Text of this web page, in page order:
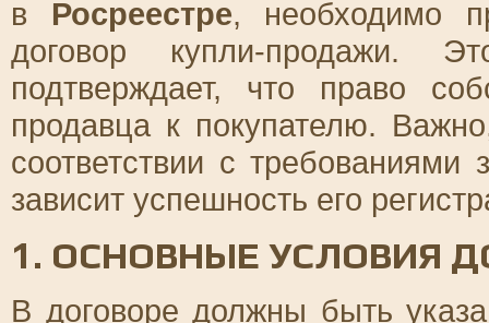
в Росреестре, необходимо
договор купли-продажи.
подтверждает, что право
продавца к покупателю.
соответствии с требованиями
зависит успешность его
1. ОСНОВНЫЕ УСЛОВИЯ
В договоре должны быть